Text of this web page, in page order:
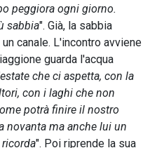
peggiora ogni giorno.
sabbia". Già, la sabbia
canale. L'incontro avviene
guarda l'acqua
che ci aspetta, con la
con i laghi che non
potrà finire il nostro
novanta ma anche lui un
". Poi riprende la sua